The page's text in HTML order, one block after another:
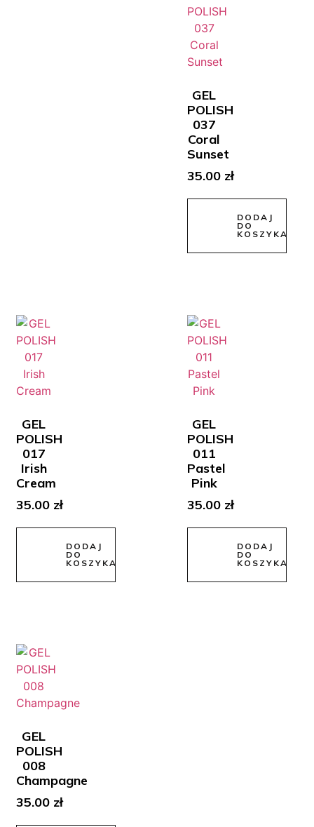
GEL
POLISH
037
Coral
Sunset
35.00 zł
DODAJ
DO
KOSZYKA
GEL
POLISH
017
Irish
Cream
35.00 zł
DODAJ
DO
KOSZYKA
GEL
POLISH
011
Pastel
Pink
35.00 zł
DODAJ
DO
KOSZYKA
GEL
POLISH
008
Champagne
35.00 zł